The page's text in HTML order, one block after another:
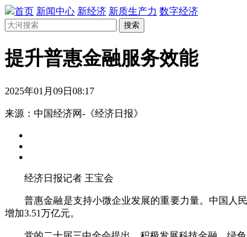
首页 新闻中心 新经济 新质生产力 数字经济
搜索
提升普惠金融服务效能
2025年01月09日08:17
来源：中国经济网-《经济日报》
经济日报记者 王宝会
普惠金融是支持小微企业发展的重要力量。中国人民
增加3.51万亿元。